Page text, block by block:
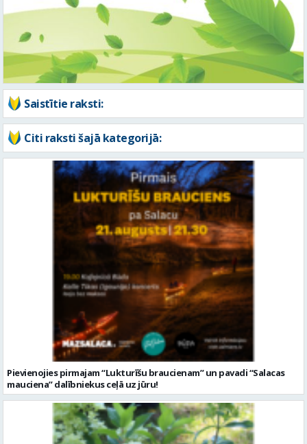
Saistītie raksti:
Citi raksti šajā kategorijā:
Pievienojies pirmajam “Lukturīšu braucienam” un pavadi “Salacas
mauciena” dalībniekus ceļā uz jūru!